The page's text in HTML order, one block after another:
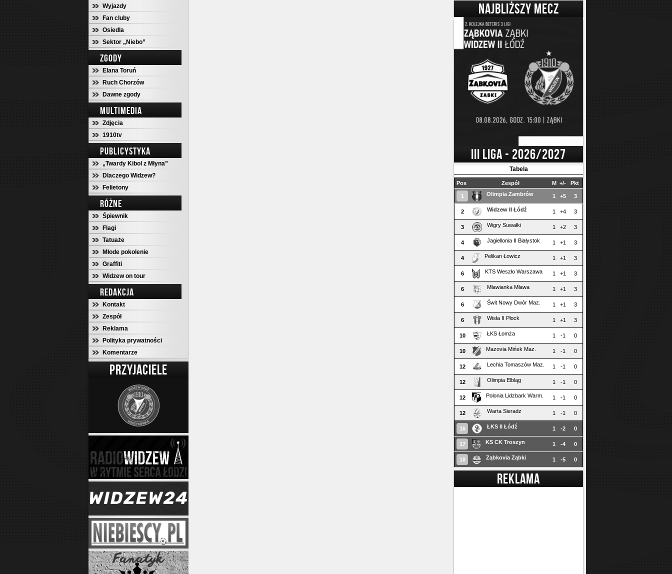
Wyjazdy
Fan cluby
Osiedla
Sektor „Niebo”
ZGODY
Elana Toruń
Ruch Chorzów
Dawne zgody
MULTIMEDIA
Zdjęcia
1910tv
PUBLICYSTYKA
„Twardy Kibol z Młyna”
Dlaczego Widzew?
Felietony
RÓŻNE
Śpiewnik
Flagi
Tatuaże
Młode pokolenie
Graffiti
Widzew on tour
REDAKCJA
Kontakt
Zespół
Reklama
Polityka prywatności
Komentarze
PRZYJACIELE
NAJBLIŻSZY MECZ
III LIGA - 2026/2027
Tabela
Pos Zespół M +/- Pkt
1 Olimpia Zambrów 1 +5 3
2 Widzew II Łódź 1 +4 3
3 Wigry Suwałki 1 +2 3
4 Jagiellonia II Białystok 1 +1 3
4 Pelikan Łowicz 1 +1 3
6 KTS Weszło Warszawa 1 +1 3
6 Mławianka Mława 1 +1 3
6 Świt Nowy Dwór Maz. 1 +1 3
6 Wisła II Płock 1 +1 3
10 ŁKS Łomża 1 -1 0
10 Mazovia Mińsk Maz. 1 -1 0
12 Lechia Tomaszów Maz. 1 -1 0
12 Olimpia Elbląg 1 -1 0
12 Polonia Lidzbark Warm. 1 -1 0
12 Warta Sieradz 1 -1 0
16 ŁKS II Łódź 1 -2 0
17 KS CK Troszyn 1 -4 0
18 Ząbkovia Ząbki 1 -5 0
REKLAMA